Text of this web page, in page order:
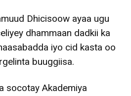
Dhicisoow ayaa ugu
dhammaan dadkii ka
iyo cid kasta oo
buuggiisa.
socotay Akademiya